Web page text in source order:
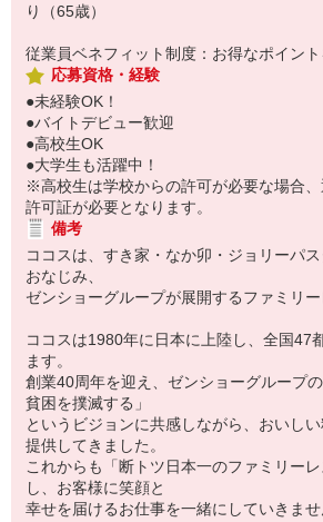
り（65歳）
従業員ベネフィット制度：お得なポイン
応募資格・経験
●未経験OK！
●バイトデビュー歓迎
●高校生OK
●大学生も活躍中！
※高校生は学校からの許可が必要な場合
許可証が必要となります。
備考
ココスは、すき家・なか卯・ジョリーパ
おなじみ、
ゼンショーグループが展開するファミリー
ココスは1980年に日本に上陸し、全国47
ます。
創業40周年を迎え、ゼンショーグループ
貧困を撲滅する」
というビジョンに共感しながら、おいし
提供してきました。
これからも「断トツ日本一のファミリー
し、お客様に笑顔と
幸せを届けるお仕事を一緒にしていきま